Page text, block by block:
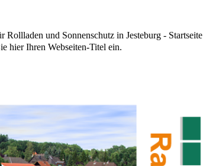
Rollladen und Sonnenschutz in Jesteburg - Startseite
hier Ihren Webseiten-Titel ein.